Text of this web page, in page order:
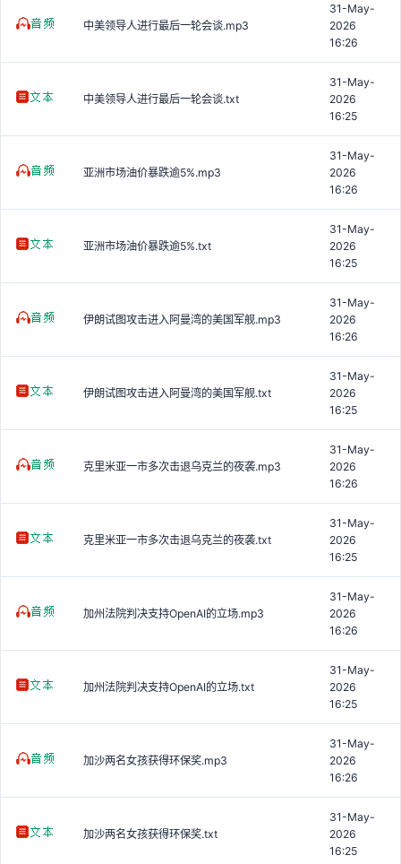
中美领导人进行最后一轮会谈.mp3
31-May-
2026
16:26
中美领导人进行最后一轮会谈.txt
31-May-
2026
16:25
亚洲市场油价暴跌逾5%.mp3
31-May-
2026
16:26
亚洲市场油价暴跌逾5%.txt
31-May-
2026
16:25
伊朗试图攻击进入阿曼湾的美国军舰.mp3
31-May-
2026
16:26
伊朗试图攻击进入阿曼湾的美国军舰.txt
31-May-
2026
16:25
克里米亚一市多次击退乌克兰的夜袭.mp3
31-May-
2026
16:26
克里米亚一市多次击退乌克兰的夜袭.txt
31-May-
2026
16:25
加州法院判决支持OpenAI的立场.mp3
31-May-
2026
16:26
加州法院判决支持OpenAI的立场.txt
31-May-
2026
16:25
加沙两名女孩获得环保奖.mp3
31-May-
2026
16:26
加沙两名女孩获得环保奖.txt
31-May-
2026
16:25